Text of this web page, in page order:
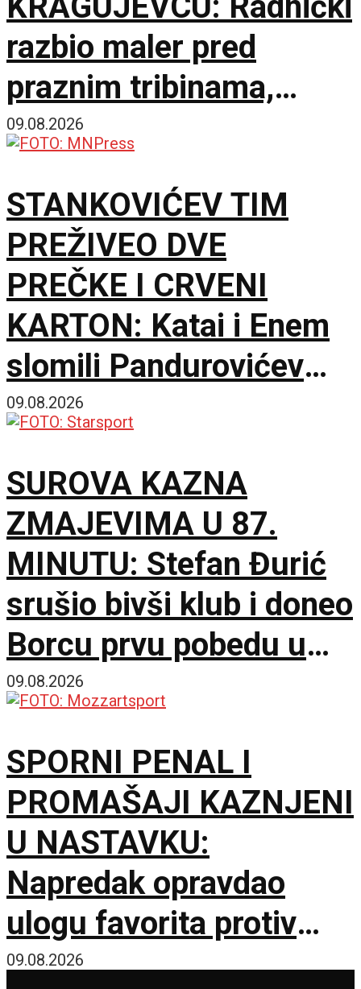
razbio maler pred
praznim tribinama,
Zemun pao na sparnom
09.08.2026
STANKOVIĆEV TIM
PREŽIVEO DVE
PREČKE I CRVENI
KARTON: Katai i Enem
slomili Pandurovićev
bedem, Pazarci
Bogdana!
09.08.2026
SUROVA KAZNA
ZMAJEVIMA U 87.
MINUTU: Stefan Đurić
srušio bivši klub i doneo
Borcu prvu pobedu u
sezoni!
09.08.2026
SPORNI PENAL I
PROMAŠAJI KAZNJENI
U NASTAVKU:
Napredak opravdao
ulogu favorita protiv
novajlije u prvenstvu!
09.08.2026